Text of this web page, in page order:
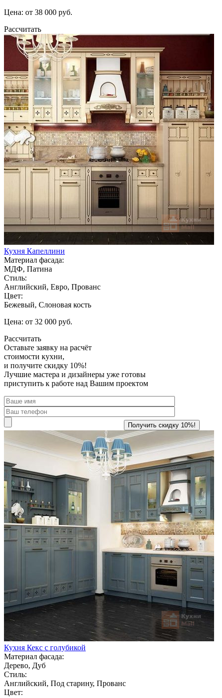
Цена: от 38 000 руб.
Рассчитать
Кухня Капеллини
Материал фасада:
МДФ, Патина
Стиль:
Английский, Евро, Прованс
Цвет:
Бежевый, Слоновая кость
Цена: от 32 000 руб.
Рассчитать
Оставьте заявку на расчёт
стоимости кухни,
и получите скидку 10%!
Лучшие мастера и дизайнеры уже готовы
приступить к работе над Вашим проектом
Кухня Кекс с голубикой
Материал фасада:
Дерево, Дуб
Стиль:
Английский, Под старину, Прованс
Цвет: